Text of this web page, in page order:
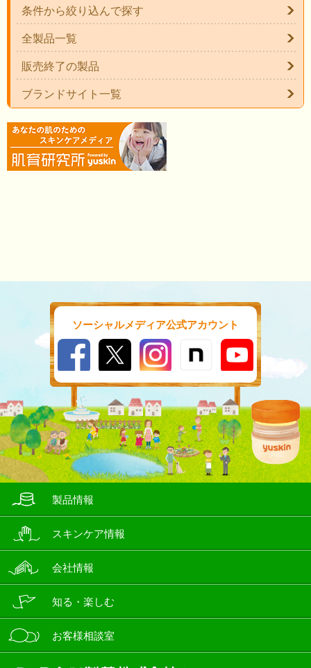
条件から絞り込んで探す
全製品一覧
販売終了の製品
ブランドサイト一覧
ソーシャルメディア公式アカウント
製品情報
スキンケア情報
会社情報
知る・楽しむ
お客様相談室